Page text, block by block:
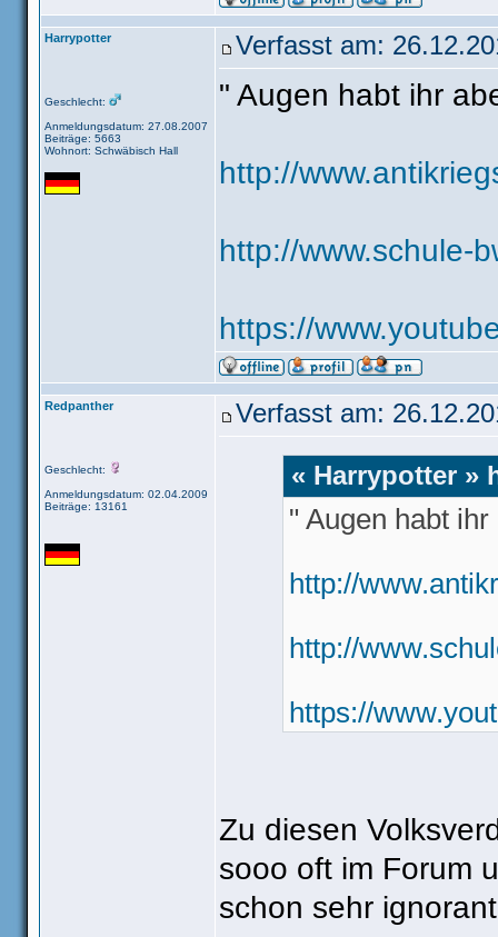
Harrypotter
Geschlecht:
Anmeldungsdatum: 27.08.2007
Beiträge: 5663
Wohnort: Schwäbisch Hall
Verfasst am:
" Augen habt ihr
http://
http://www.schule-
https://
Redpanther
Geschlecht:
Anmeldungsdatum: 02.04.2009
Beiträge: 13161
Verfasst am:
« Harrypotter »
" Augen habt
http://
http://
https://
Zu diesen
sooo oft im Forum
schon sehr